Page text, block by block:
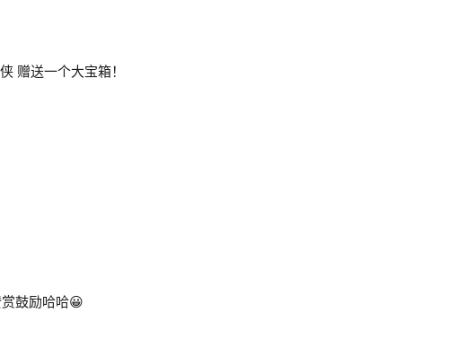
赠送一个大宝箱！
鼓励哈哈😀